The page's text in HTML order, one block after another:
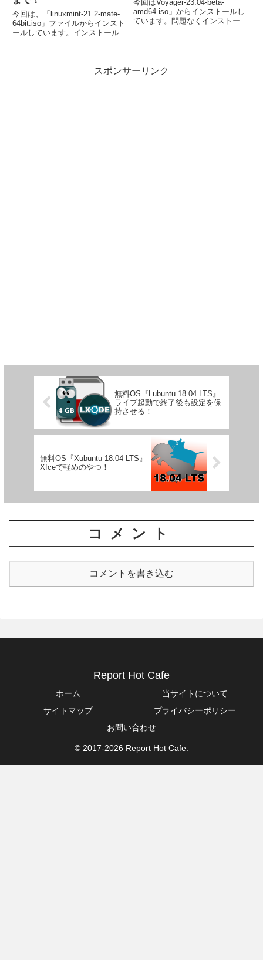
今回は、「linuxmint-21.2-mate-
64bit.iso」ファイルからインスト
ールしています。インストールは
今回はVoyager-23.04-beta-
amd64.iso」からインストールし
ています。問題なくインストール
スポンサーリンク
無料OS『Lubuntu 18.04 LTS』
ライブ起動で終了後も設定を保
持させる！
無料OS『Xubuntu 18.04 LTS』
Xfceで軽めのやつ！
コメント
コメントを書き込む
Report Hot Cafe
ホーム
当サイトについて
サイトマップ
プライバシーポリシー
お問い合わせ
© 2017-2026 Report Hot Cafe.